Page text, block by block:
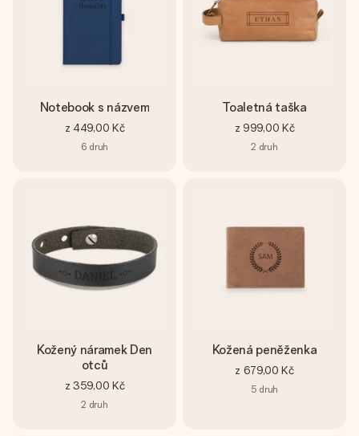
Notebook s názvem
z 449,00 Kč
6 druh
Toaletná taška
z 999,00 Kč
2 druh
Kožený náramek Den
otců
z 359,00 Kč
2 druh
Kožená peněženka
z 679,00 Kč
5 druh